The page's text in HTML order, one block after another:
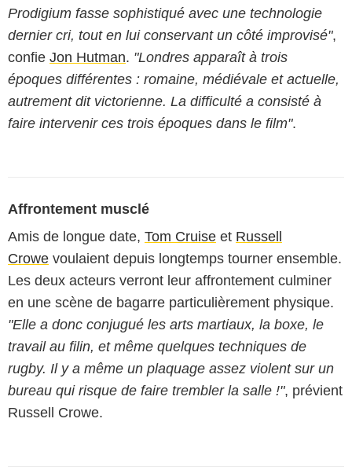
Prodigium fasse sophistiqué avec une technologie
dernier cri, tout en lui conservant un côté improvisé",
confie Jon Hutman. "Londres apparaît à trois
époques différentes : romaine, médiévale et actuelle,
autrement dit victorienne. La difficulté a consisté à
faire intervenir ces trois époques dans le film".
Affrontement musclé
Amis de longue date, Tom Cruise et Russell
Crowe voulaient depuis longtemps tourner ensemble.
Les deux acteurs verront leur affrontement culminer
en une scène de bagarre particulièrement physique.
"Elle a donc conjugué les arts martiaux, la boxe, le
travail au filin, et même quelques techniques de
rugby. Il y a même un plaquage assez violent sur un
bureau qui risque de faire trembler la salle !", prévient
Russell Crowe.